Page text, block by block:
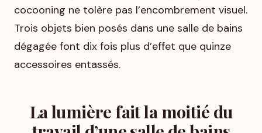
cocooning ne tolère pas l’encombrement visuel.
Trois objets bien posés dans une salle de bains
dégagée font dix fois plus d’effet que quinze
accessoires entassés.
La lumière fait la moitié du